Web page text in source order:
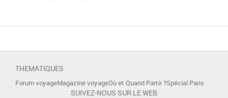
THEMATIQUES
Forum voyageMagazine voyageOù et Quand Partir ?Spécial Paris
SUIVEZ-NOUS SUR LE WEB